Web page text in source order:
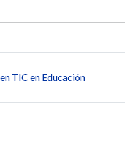
TIC en Educación